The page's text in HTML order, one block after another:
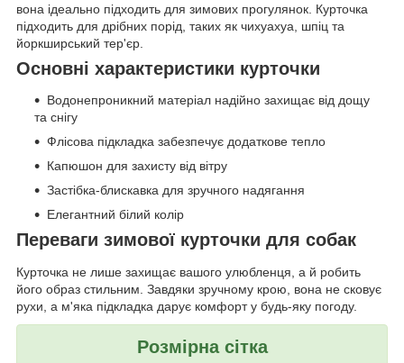
вона ідеально підходить для зимових прогулянок. Курточка
підходить для дрібних порід, таких як чихуахуа, шпіц та
йоркширський тер'єр.
Основні характеристики курточки
Водонепроникний матеріал надійно захищає від дощу
та снігу
Флісова підкладка забезпечує додаткове тепло
Капюшон для захисту від вітру
Застібка-блискавка для зручного надягання
Елегантний білий колір
Переваги зимової курточки для собак
Курточка не лише захищає вашого улюбленця, а й робить
його образ стильним. Завдяки зручному крою, вона не сковує
рухи, а м'яка підкладка дарує комфорт у будь-яку погоду.
Розмірна сітка